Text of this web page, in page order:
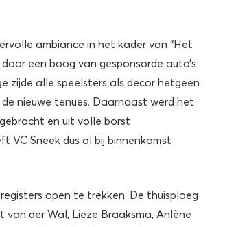
ambiance in het kader van “Het
een boog van gesponsorde auto’s
zijde alle speelsters als decor hetgeen
nieuwe tenues. Daarnaast werd het
en uit volle borst
VC Sneek dus al bij binnenkomst
open te trekken. De thuisploeg
van der Wal, Lieze Braaksma, Anlène